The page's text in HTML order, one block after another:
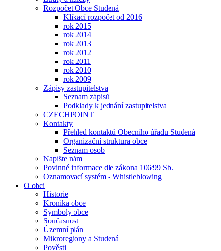
Rozpočet Obce Studená
Klikací rozpočet od 2016
rok 2015
rok 2014
rok 2013
rok 2012
rok 2011
rok 2010
rok 2009
Zápisy zastupitelstva
Seznam zápisů
Podklady k jednání zastupitelstva
CZECHPOINT
Kontakty
Přehled kontaktů Obecního úřadu Studená
Organizační struktura obce
Seznam osob
Napište nám
Povinné informace dle zákona 106⁄99 Sb.
Oznamovací systém - Whistleblowing
O obci
Historie
Kronika obce
Symboly obce
Současnost
Územní plán
Mikroregiony a Studená
Pověsti